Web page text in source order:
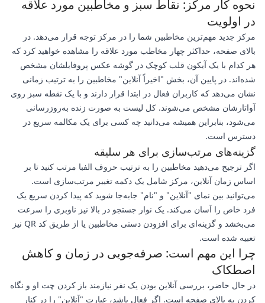
نحوه کار مرکز: نقاط سبز و مخاطبین مورد علاقه
در اولویت
مرکز جدید مهم‌ترین مخاطبین شما را در مرکز توجه قرار می‌دهد. در
بالای صفحه، حداکثر چهار مخاطب مورد علاقه را مشاهده خواهید کرد که
هر کدام با یک آیکون قلب کوچک در گوشه عکس پروفایلشان مشخص
شده‌اند. در پایین آن، بخش "اخیراً آنلاین" مخاطبین را به ترتیب زمانی
نشان می‌دهد که کاربران فعال در ابتدا قرار دارند و با یک نقطه سبز روی
آواتارشان مشخص می‌شوند. کل لیست به صورت زنده به‌روزرسانی
می‌شود، بنابراین همیشه می‌دانید چه کسی برای یک مکالمه سریع در
دسترس است.
گزینه‌های مرتب‌سازی برای هر سلیقه
اگر ترجیح می‌دهید مخاطبین را به ترتیب حروف الفبا مرتب کنید تا بر
اساس زمان آنلاین، مرکز شامل یک دکمه تغییر مرتب‌سازی است.
می‌توانید بین نمای "آنلاین" و "نام" جابه‌جا شوید که پیدا کردن سریع یک
فرد خاص را آسان می‌کند. یک نوار جستجو در بالا نیز ناوبری را سرعت
می‌بخشد و گزینه‌ای برای افزودن دستی مخاطبین یا از طریق کد QR نیز
تعبیه شده است.
چرا این مهم است: صرفه‌جویی در زمان و کاهش
اصطکاک
در حال حاضر، بررسی آنلاین بودن یک نفر نیازمند باز کردن چت او و نگاه
کردن به بالای صفحه است. اگر فعال باشد، عبارت "آنلاین" را در کنار